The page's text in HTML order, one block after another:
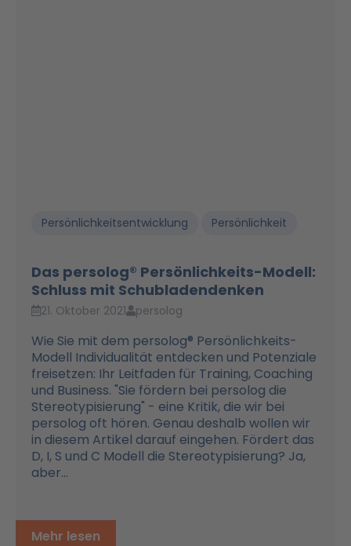
Persönlichkeitsentwicklung Persönlichkeit
Das persolog® Persönlichkeits-Modell:
Schluss mit Schubladendenken
21. Oktober 2021 persolog
Wie Sie mit dem persolog® Persönlichkeits-
Modell Individualität entdecken und Potenziale
freisetzen: Ihr Leitfaden für Training, Coaching
und Business. "Sie fördern bei persolog die
Stereotypisierung" - eine Kritik, die wir bei
persolog oft hören. Genau deshalb wollen wir
in diesem Artikel darauf eingehen. Fördert das
D, I, S und C Modell die Stereotypisierung? Ja,
aber...
Mehr lesen